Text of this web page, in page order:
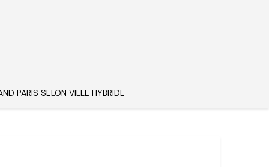
PARIS SELON VILLE HYBRIDE